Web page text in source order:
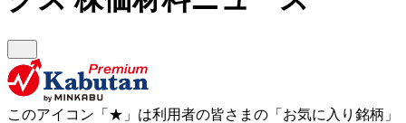
このアイコン 「★」 は利用者の皆さまの 「お気に入り銘柄」